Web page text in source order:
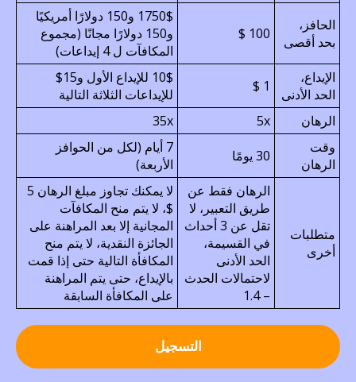
الحافز،
بحد أقصى
100 $
1750$ و150 دولارًا أمريكيًا
و150 دولارًا مجانًا (مجموع
المكافآت ل 4 إيداعات)
الإيداع،
الحد الأدنى
1 $
10$ للإيداع الأول و15$
للإيداعات الثلاثة التالية
الرهان
5х
35х
وقت
الرهان
30 يومًا
7 أيام (لكل من الحوافز
الأربعة)
متطلبات
أخرى
الرهان فقط عن
طريق التعبير، لا
تقل عن 3 أحداث
في القسيمة،
الحد الأدنى
لاحتمالات الحدث
– 1.4
لا يمكنك تجاوز مبلغ الرهان 5
$، لا يتم منح المكافآت
المجانية إلا بعد المراهنة على
الجائزة النقدية، لا يتم منح
المكافأة التالية حتى إذا قمت
بالإيداع، حتى يتم المراهنة
على المكافأة السابقة
التسجيل